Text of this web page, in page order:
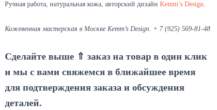
Ручная работа, натуральная кожа, авторский дизайн Kemm’s Design.
Кожевенная мастерская в Москве Kemm’s Design. + 7 (925) 569-81-48
Сделайте выше ⇑ заказ на товар в один клик
и мы с вами свяжемся в ближайшее время
для подтверждения заказа и обсуждения
деталей.